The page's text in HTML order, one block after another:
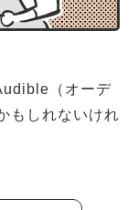
（オーデ
もしれないけれ